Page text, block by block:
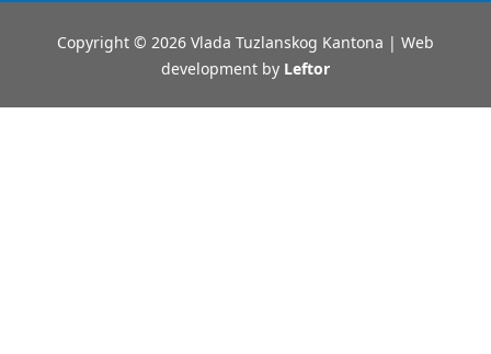
Copyright © 2026 Vlada Tuzlanskog Kantona | Web
development by Leftor